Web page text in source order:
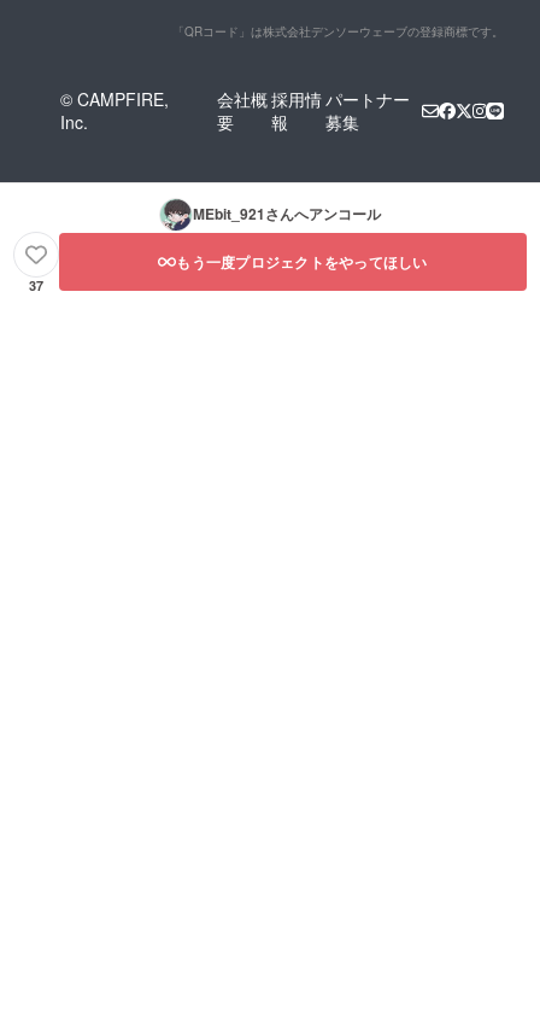
「QRコード」は株式会社デンソーウェーブの登録商標です。
© CAMPFIRE,
Inc.
会社概
要
採用情
報
パートナー
募集
MEbit_921さんへアンコール
37
もう一度プロジェクトをやってほしい